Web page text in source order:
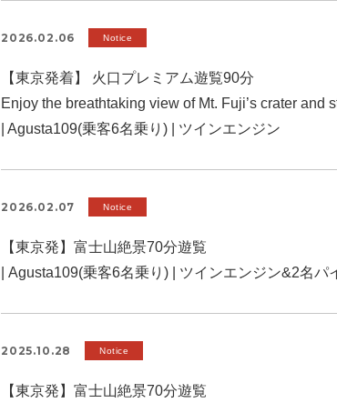
2026.02.06 Notice
【東京発着】 火口プレミアム遊覧90分
Enjoy the breathtaking view of Mt. Fuji’s crater and
| Agusta109(乗客6名乗り) | ツインエンジン
2026.02.07 Notice
【東京発】富士山絶景70分遊覧
| Agusta109(乗客6名乗り) | ツインエンジン&2名パ
2025.10.28 Notice
【東京発】富士山絶景70分遊覧